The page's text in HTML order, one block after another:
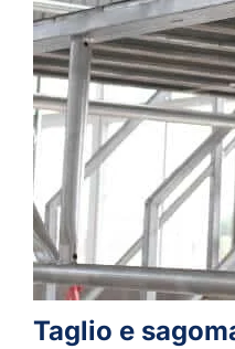
Taglio e